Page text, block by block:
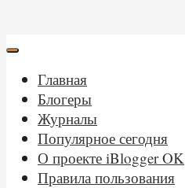
Главная
Блогеры
Журналы
Популярное сегодня
О проекте iBlogger OK
Правила пользования